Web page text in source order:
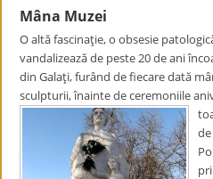
Mâna Muzei
O altă fascinaţie, o obsesie
vandalizează de peste 20 de ani
din Galaţi, furând de fiecare dată
sculpturii, înainte de ceremoniile